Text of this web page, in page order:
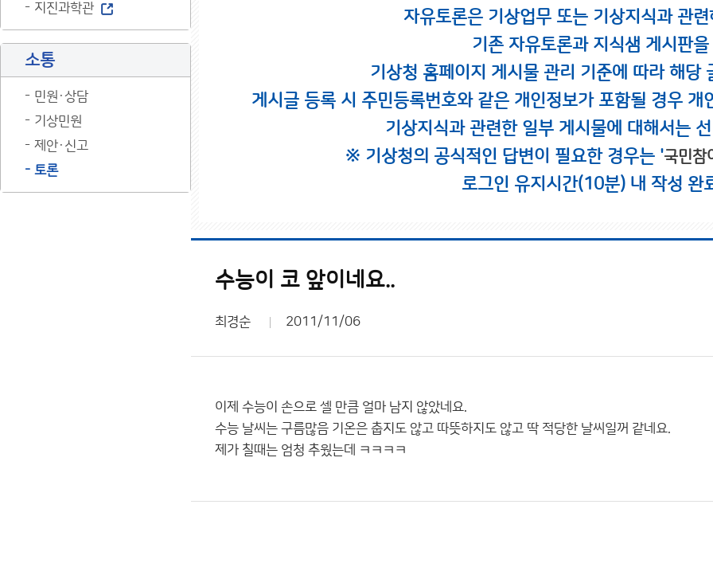
지진과학관
소통
민원·상담
기상민원
제안·신고
토론
자유토론은 기상업무 또는 기상지식과 관
기존 자유토론과 지식샘 게시판
기상청 홈페이지 게시물 관리 기준에 따라 해당
게시글 등록 시 주민등록번호와 같은 개인정보가 포함될 경우
기상지식과 관련한 일부 게시물에 대해서는
※ 기상청의 공식적인 답변이 필요한 경우는 '국민참
로그인 유지시간(10분) 내 작성 완
수능이 코 앞이네요..
최경순 2011/11/06
이제 수능이 손으로 셀 만큼 얼마 남지 않았네요.
수능 날씨는 구름많음 기온은 춥지도 않고 따뜻하지도 않고 딱 적당한 날씨일꺼 같네요.
제가 칠때는 엄청 추웠는데 ㅋㅋㅋㅋ